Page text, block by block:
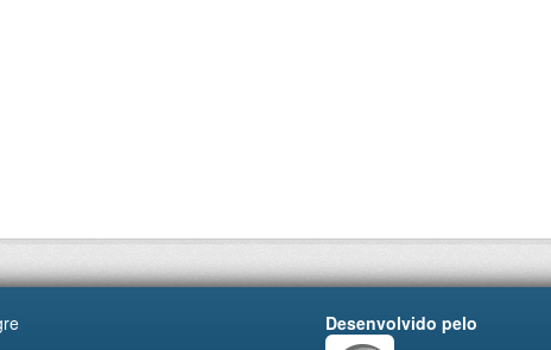
Desenvolvido pelo